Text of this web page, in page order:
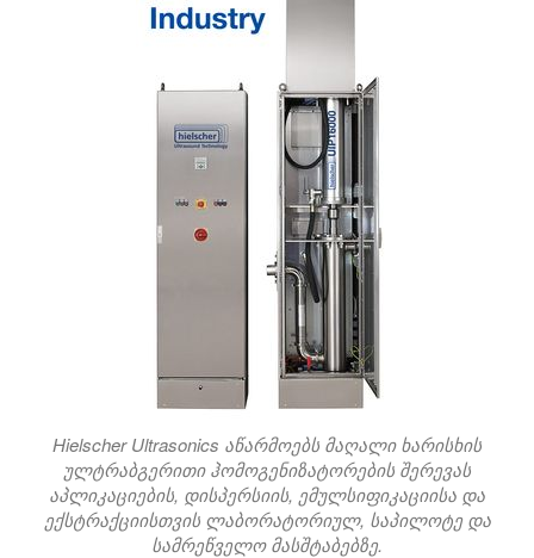
Hielscher Ultrasonics აწარმოებს მაღალი ხარისხის
ულტრაბგერითი ჰომოგენიზატორების შერევას
აპლიკაციების, დისპერსიის, ემულსიფიკაციისა და
ექსტრაქციისთვის ლაბორატორიულ, საპილოტე და
სამრეწველო მასშტაბებზე.